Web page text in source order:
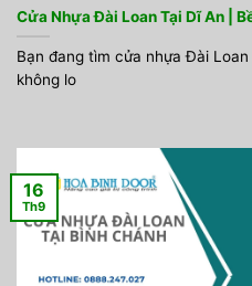
Cửa Nhựa Đài Loan Tại Dĩ An |
Bạn đang tìm cửa nhựa Đài
không lo
16
Th9